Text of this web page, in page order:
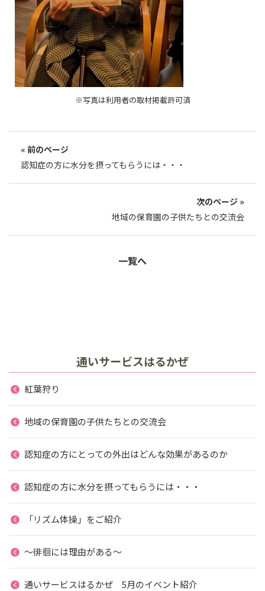
※写真は利用者の取材掲載許可済
« 前のページ
認知症の方に水分を摂ってもらうには・・・
次のページ »
地域の保育園の子供たちとの交流会
一覧へ
通いサービスはるかぜ
紅葉狩り
地域の保育園の子供たちとの交流会
認知症の方にとっての外出はどんな効果があるのか
認知症の方に水分を摂ってもらうには・・・
「リズム体操」をご紹介
～徘徊には理由がある～
通いサービスはるかぜ 5月のイベント紹介